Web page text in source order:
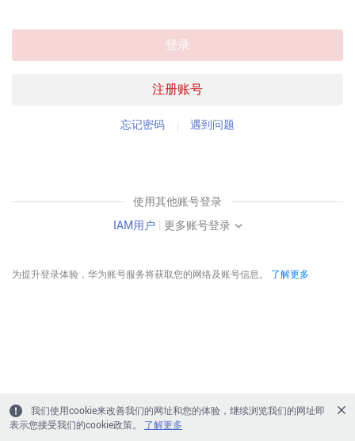
注册账号
登录
忘记密码 遇到问题
使用其他账号登录
IAM用户 | 更多账号登录
为提升登录体验，华为账号服务将获取您的网络及账号信息。 了解更多
我们使用cookie来改善我们的网址和您的体验，继续浏览我们的网址即
表示您接受我们的cookie政策。
了解更多